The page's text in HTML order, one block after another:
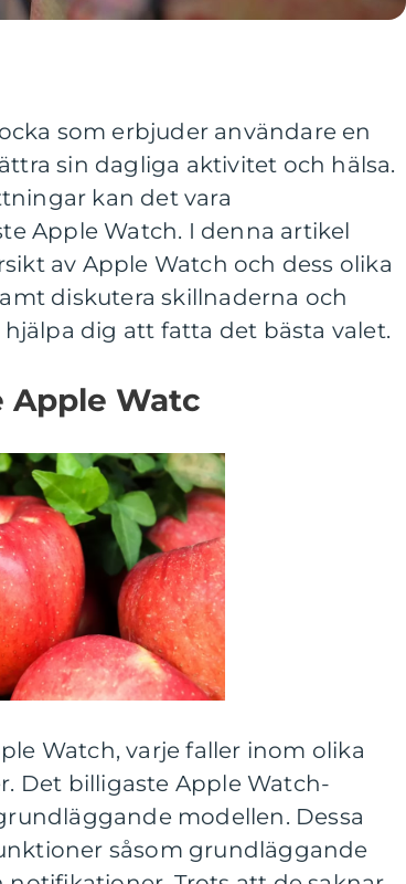
som erbjuder användare en
sin dagliga aktivitet och hälsa.
kan det vara
Apple Watch. I denna artikel
av Apple Watch och dess olika
diskutera skillnaderna och
dig att fatta det bästa valet.
Apple Watc
Watch, varje faller inom olika
Det billigaste Apple Watch-
modellen. Dessa
såsom grundläggande